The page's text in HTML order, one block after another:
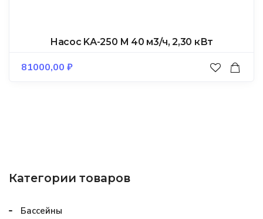
Насос KА-250 М 40 м3/ч, 2,30 кВт
81000,00 ₽
Категории товаров
Бассейны